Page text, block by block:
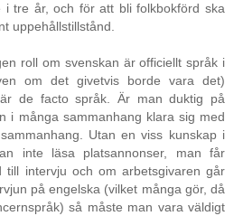
i tre år, och för att bli folkbokförd ska
uppehållstillstånd.
roll om svenskan är officiellt språk i
om det givetvis borde vara det)
de facto språk. Är man duktig på
i många sammanhang klara sig med
Utan en viss kunskap i
inte läsa platsannonser, man får
till intervju och om arbetsgivaren går
på engelska (vilket många gör, då
så måste man vara väldigt